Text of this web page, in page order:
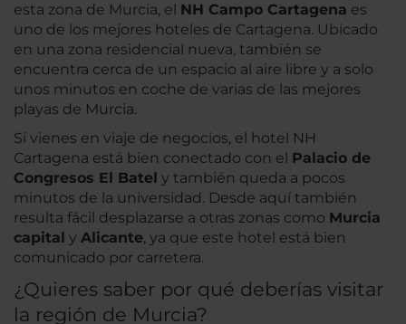
esta zona de Murcia, el NH Campo Cartagena es
uno de los mejores hoteles de Cartagena. Ubicado
en una zona residencial nueva, también se
encuentra cerca de un espacio al aire libre y a solo
unos minutos en coche de varias de las mejores
playas de Murcia.
Si vienes en viaje de negocios, el hotel NH
Cartagena está bien conectado con el Palacio de
Congresos El Batel y también queda a pocos
minutos de la universidad. Desde aquí también
resulta fácil desplazarse a otras zonas como Murcia
capital y Alicante, ya que este hotel está bien
comunicado por carretera.
¿Quieres saber por qué deberías visitar
la región de Murcia?